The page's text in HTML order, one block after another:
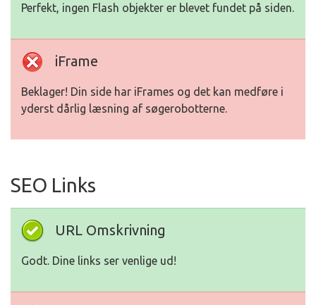
Perfekt, ingen Flash objekter er blevet fundet på siden.
iFrame
Beklager! Din side har iFrames og det kan medføre i
yderst dårlig læsning af søgerobotterne.
SEO Links
URL Omskrivning
Godt. Dine links ser venlige ud!